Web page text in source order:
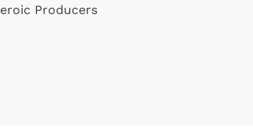
Producers